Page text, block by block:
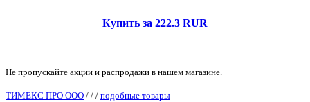
Купить за 222.3 RUR
Не пропускайте акции и распродажи в нашем магазине.
ТИМЕКС ПРО ООО / / / подобные товары